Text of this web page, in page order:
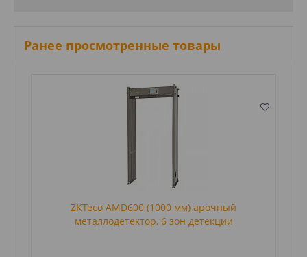
Ранее просмотренные товары
ZKTeco AMD600 (1000 мм) арочный
металлодетектор, 6 зон детекции